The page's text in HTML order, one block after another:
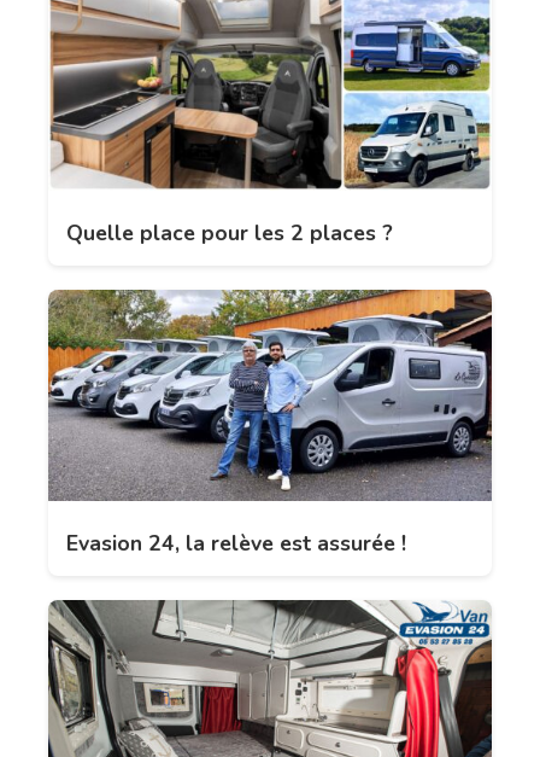
Quelle place pour les 2 places ?
Evasion 24, la relève est assurée !